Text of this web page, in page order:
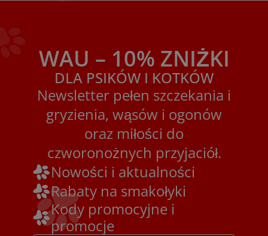
WAU – 10% ZNIŻKI
DLA PSIKÓW I KOTKÓW
Newsletter pełen szczekania i
gryzienia, wąsów i ogonów
oraz miłości do
czworonożnych przyjaciół.
Nowości i aktualności
Rabaty na smakołyki
Kody promocyjne i
promocje